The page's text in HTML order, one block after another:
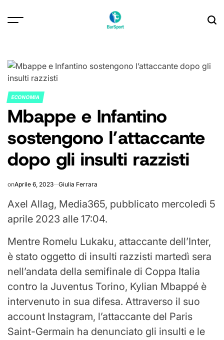
POSTED
IN
ECONOMIA
Mbappe e Infantino
sostengono l’attaccante
dopo gli insulti razzisti
onAprile 6, 2023 Giulia Ferrara
Axel Allag, Media365, pubblicato mercoledì 5
aprile 2023 alle 17:04.
Mentre Romelu Lukaku, attaccante dell’Inter,
è stato oggetto di insulti razzisti martedì sera
nell’andata della semifinale di Coppa Italia
contro la Juventus Torino, Kylian Mbappé è
intervenuto in sua difesa. Attraverso il suo
account Instagram, l’attaccante del Paris
Saint-Germain ha denunciato gli insulti e le